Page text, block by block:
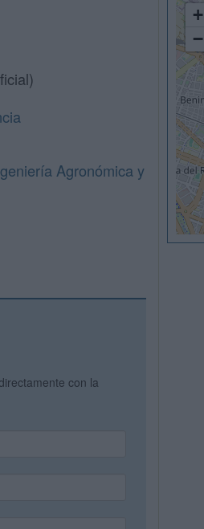
Agronómica y
con la
+
−